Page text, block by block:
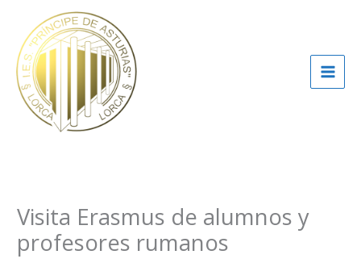
contenido
Visita Erasmus de alumnos y
profesores rumanos